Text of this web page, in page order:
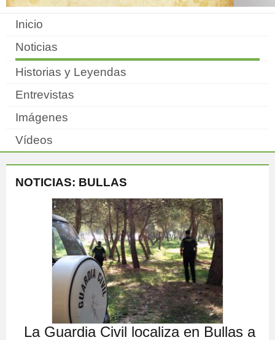
Inicio
Noticias
Historias y Leyendas
Entrevistas
Imágenes
Vídeos
NOTICIAS: BULLAS
La Guardia Civil localiza en Bullas a